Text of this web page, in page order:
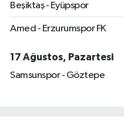
Beşiktaş - Eyüpspor
Amed - Erzurumspor FK
17 Ağustos, Pazartesi
Samsunspor - Göztepe